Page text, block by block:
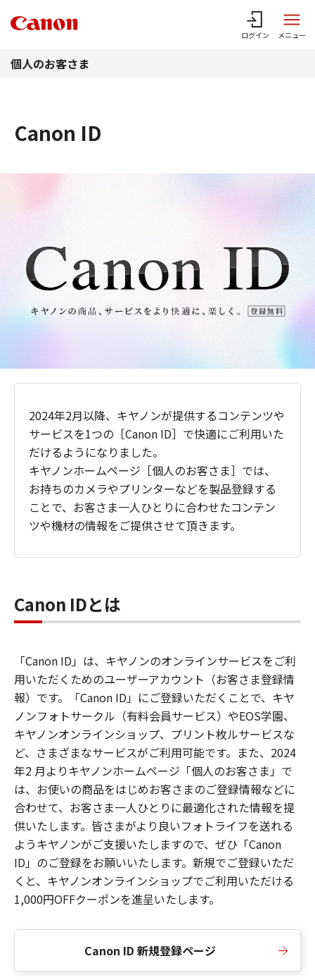
ログイン メニュー
個人のお客さま
Canon ID
2024年2月以降、キヤノンが提供するコンテンツや
サービスを1つの［Canon ID］で快適にご利用いた
だけるようになりました。
キヤノンホームページ［個人のお客さま］では、
お持ちのカメラやプリンターなどを製品登録する
ことで、お客さま一人ひとりに合わせたコンテン
ツや機材の情報をご提供させて頂きます。
Canon IDとは
「Canon ID」は、キヤノンのオンラインサービスをご利
用いただくためのユーザーアカウント（お客さま登録情
報）です。「Canon ID」にご登録いただくことで、キヤ
ノンフォトサークル（有料会員サービス）やEOS学園、
キヤノンオンラインショップ、プリント枚ルサービスな
ど、さまざまなサービスがご利用可能です。また、2024
年2 月よりキヤノンホームページ「個人のお客さま」で
は、お使いの商品をはじめお客さまのご登録情報などに
合わせて、お客さま一人ひとりに最適化された情報を提
供いたします。皆さまがより良いフォトライフを送れる
ようキヤノンがご支援いたしますので、ぜひ「Canon
ID」のご登録をお願いいたします。新規でご登録いただ
くと、キヤノンオンラインショップでご利用いただける
1,000円OFFクーポンを進呈いたします。
Canon ID 新規登録ページ